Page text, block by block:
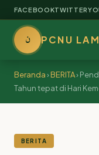
FACEBOOKTWITTER
ن PCNU
Beranda›BERITA›
Tahun tepat di Hari
BERITA